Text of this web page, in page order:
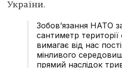
України.
Зобов’язання НАТО
сантиметр території
вимагає від нас
мінливого
прямий наслідок